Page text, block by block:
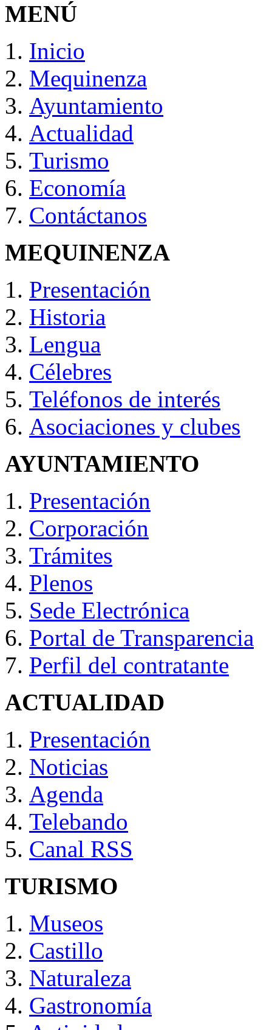
MENÚ
Inicio
Mequinenza
Ayuntamiento
Actualidad
Turismo
Economía
Contáctanos
MEQUINENZA
Presentación
Historia
Lengua
Célebres
Teléfonos de interés
Asociaciones y clubes
AYUNTAMIENTO
Presentación
Corporación
Trámites
Plenos
Sede Electrónica
Portal de Transparencia
Perfil del contratante
ACTUALIDAD
Presentación
Noticias
Agenda
Telebando
Canal RSS
TURISMO
Museos
Castillo
Naturaleza
Gastronomía